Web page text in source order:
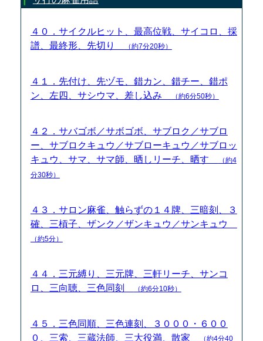
４０．サイクルヒット、最高位戦、サイコロ、採
譜、最終形、先切り
（約7分20秒）
４１．先付け、先ヅモ、錯カン、錯チー、錯ポ
ン、左四、サシウマ、差し込み
（約6分50秒）
４２．サバゴボ／サボゴボ、サブロク／サブロ
ー、サブロクキュウ／サブローキュウ／サブロッ
キュウ、サマ、サマ師、晒しリーチ、晒す
（約4
分30秒）
４３．サロン麻雀、触らずの１４牌、三暗刻、３
確、三槓子、ザンク／ザンキュウ／サンキュウ
（約5分）
４４．三元縛り、三元牌、三軒リーチ、サンコ
ロ、三向聴、三色同刻
（約6分10秒）
４５．三色同順、三色連刻、３０００・６００
０、三索、三蔵法師、三大役満、散家
（約4分40